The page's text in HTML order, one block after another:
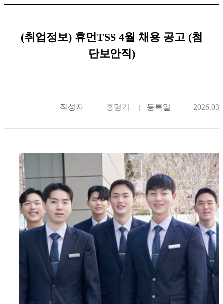
(취업정보) 휴먼TSS 4월 채용 공고 (첨
단보안직)
작성자 홍명기 등록일